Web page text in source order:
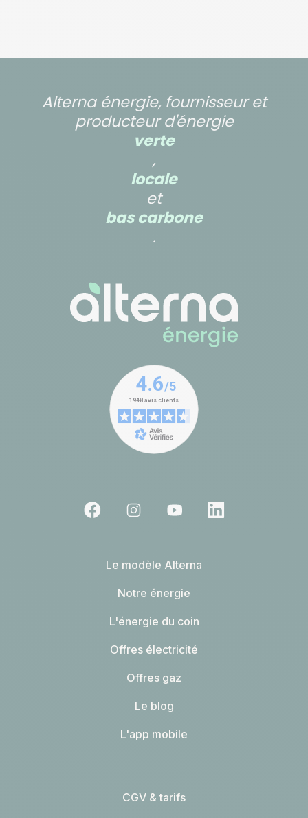
Alterna énergie, fournisseur et
producteur d'énergie
verte
,
locale
et
bas carbone
.
Le modèle Alterna
Notre énergie
L'énergie du coin
Offres électricité
Offres gaz
Le blog
L'app mobile
CGV & tarifs